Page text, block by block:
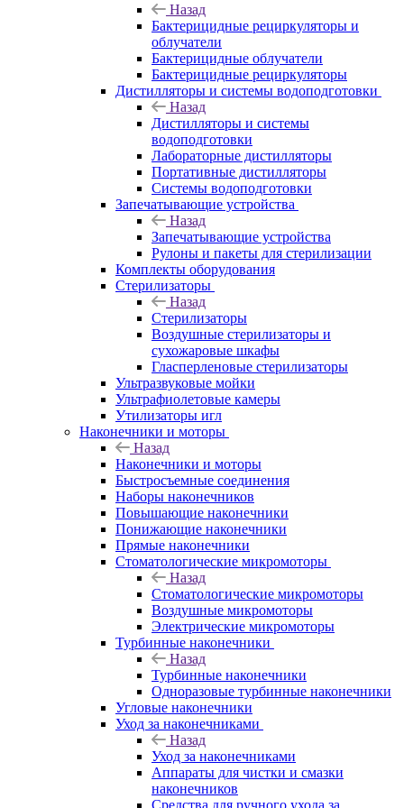
Назад
Бактерицидные рециркуляторы и
облучатели
Бактерицидные облучатели
Бактерицидные рециркуляторы
Дистилляторы и системы водоподготовки
Назад
Дистилляторы и системы
водоподготовки
Лабораторные дистилляторы
Портативные дистилляторы
Системы водоподготовки
Запечатывающие устройства
Назад
Запечатывающие устройства
Рулоны и пакеты для стерилизации
Комплекты оборудования
Стерилизаторы
Назад
Стерилизаторы
Воздушные стерилизаторы и
сухожаровые шкафы
Гласперленовые стерилизаторы
Ультразвуковые мойки
Ультрафиолетовые камеры
Утилизаторы игл
Наконечники и моторы
Назад
Наконечники и моторы
Быстросъемные соединения
Наборы наконечников
Повышающие наконечники
Понижающие наконечники
Прямые наконечники
Стоматологические микромоторы
Назад
Стоматологические микромоторы
Воздушные микромоторы
Электрические микромоторы
Турбинные наконечники
Назад
Турбинные наконечники
Одноразовые турбинные наконечники
Угловые наконечники
Уход за наконечниками
Назад
Уход за наконечниками
Аппараты для чистки и смазки
наконечников
Средства для ручного ухода за